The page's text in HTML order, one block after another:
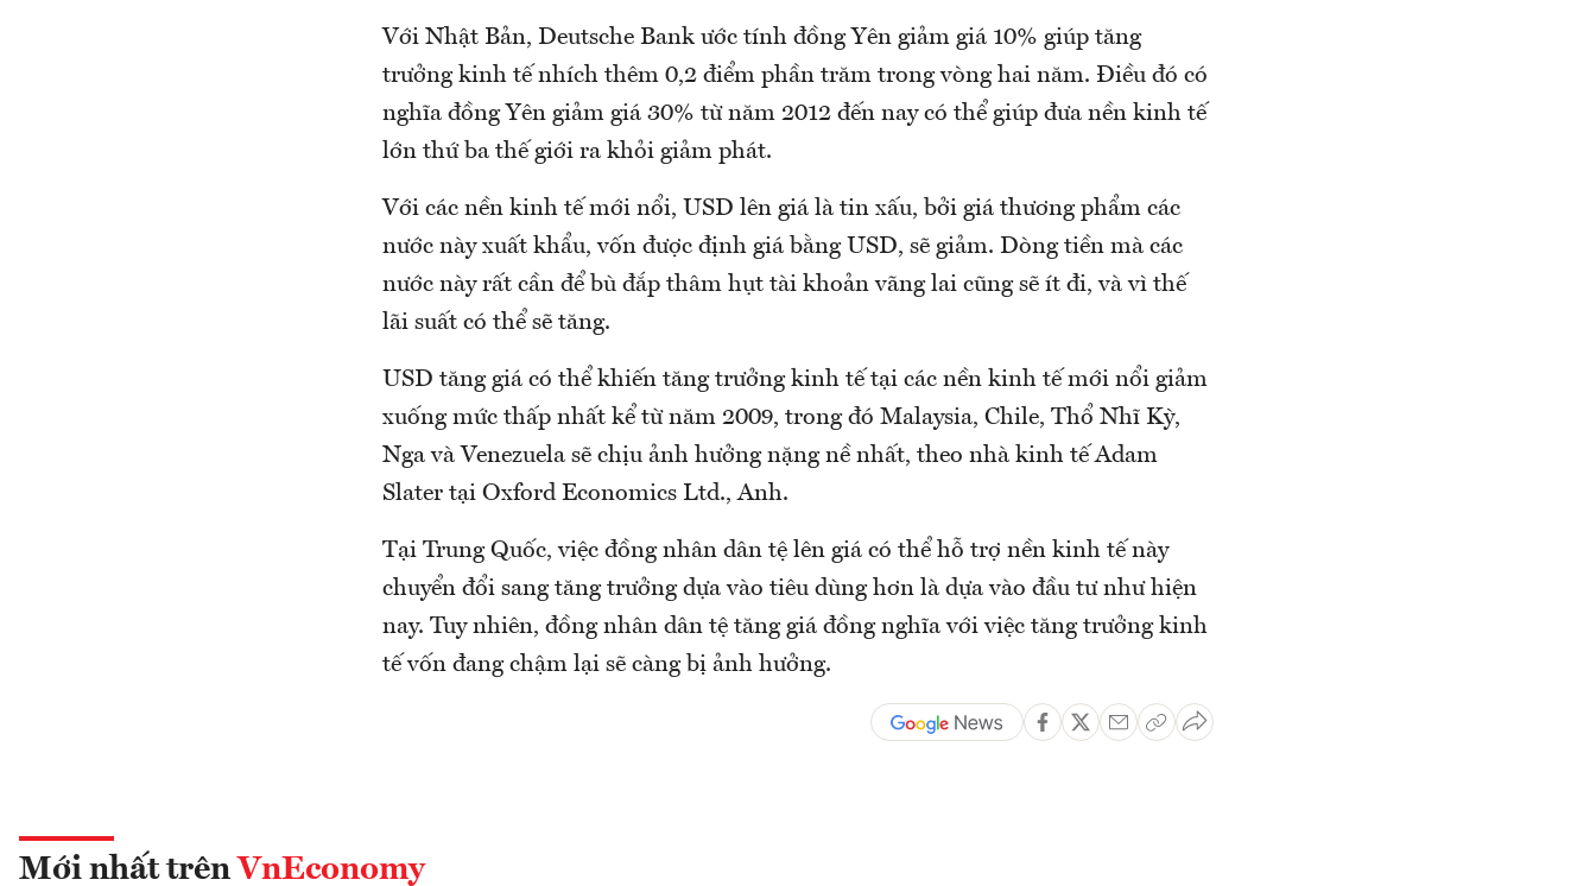
Với Nhật Bản, Deutsche Bank ước tính đồng Yên giảm giá 10% giúp tăng
trưởng kinh tế nhích thêm 0,2 điểm phần trăm trong vòng hai năm. Điều đó có
nghĩa đồng Yên giảm giá 30% từ năm 2012 đến nay có thể giúp đưa nền kinh tế
lớn thứ ba thế giới ra khỏi giảm phát.
Với các nền kinh tế mới nổi, USD lên giá là tin xấu, bởi giá thương phẩm các
nước này xuất khẩu, vốn được định giá bằng USD, sẽ giảm. Dòng tiền mà các
nước này rất cần để bù đắp thâm hụt tài khoản vãng lai cũng sẽ ít đi, và vì thế
lãi suất có thể sẽ tăng.
USD tăng giá có thể khiến tăng trưởng kinh tế tại các nền kinh tế mới nổi giảm
xuống mức thấp nhất kể từ năm 2009, trong đó Malaysia, Chile, Thổ Nhĩ Kỳ,
Nga và Venezuela sẽ chịu ảnh hưởng nặng nề nhất, theo nhà kinh tế Adam
Slater tại Oxford Economics Ltd., Anh.
Tại Trung Quốc, việc đồng nhân dân tệ lên giá có thể hỗ trợ nền kinh tế này
chuyển đổi sang tăng trưởng dựa vào tiêu dùng hơn là dựa vào đầu tư như hiện
nay. Tuy nhiên, đồng nhân dân tệ tăng giá đồng nghĩa với việc tăng trưởng kinh
tế vốn đang chậm lại sẽ càng bị ảnh hưởng.
Mới nhất trên VnEconomy